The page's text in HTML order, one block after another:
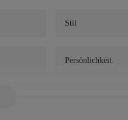
Stil
Persönlichkeit